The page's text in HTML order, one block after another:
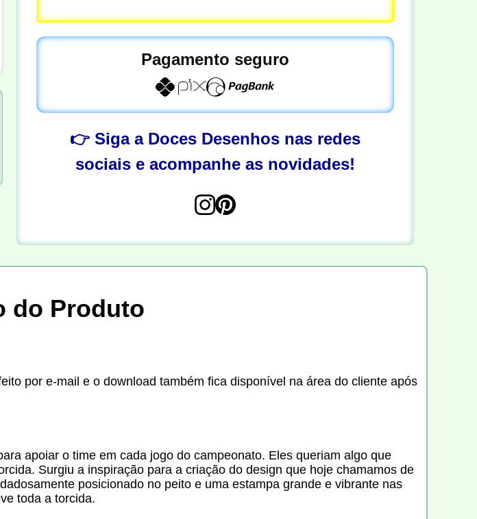
Pagamento seguro
👉 Siga a Doces Desenhos nas redes
sociais e acompanhe as novidades!
do Produto
por e-mail e o download também fica disponível na área do cliente após
apoiar o time em cada jogo do campeonato. Eles queriam algo que
Surgiu a inspiração para a criação do design que hoje chamamos de
posicionado no peito e uma estampa grande e vibrante nas
toda a torcida.